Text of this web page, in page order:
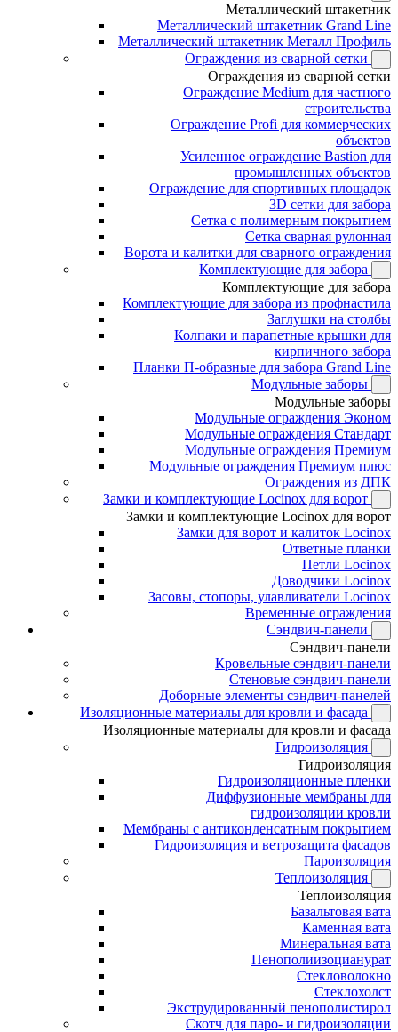
Металлический штакетник
Металлический штакетник Grand Line
Металлический штакетник Металл Профиль
Ограждения из сварной сетки
Ограждения из сварной сетки
Ограждение Medium для частного
строительства
Ограждение Profi для коммерческих
объектов
Усиленное ограждение Bastion для
промышленных объектов
Ограждение для спортивных площадок
3D сетки для забора
Сетка с полимерным покрытием
Сетка сварная рулонная
Ворота и калитки для сварного ограждения
Комплектующие для забора
Комплектующие для забора
Комплектующие для забора из профнастила
Заглушки на столбы
Колпаки и парапетные крышки для
кирпичного забора
Планки П-образные для забора Grand Line
Модульные заборы
Модульные заборы
Модульные ограждения Эконом
Модульные ограждения Стандарт
Модульные ограждения Премиум
Модульные ограждения Премиум плюс
Ограждения из ДПК
Замки и комплектующие Locinox для ворот
Замки и комплектующие Locinox для ворот
Замки для ворот и калиток Locinox
Ответные планки
Петли Locinox
Доводчики Locinox
Засовы, стопоры, улавливатели Locinox
Временные ограждения
Сэндвич-панели
Сэндвич-панели
Кровельные сэндвич-панели
Стеновые сэндвич-панели
Доборные элементы сэндвич-панелей
Изоляционные материалы для кровли и фасада
Изоляционные материалы для кровли и фасада
Гидроизоляция
Гидроизоляция
Гидроизоляционные пленки
Диффузионные мембраны для
гидроизоляции кровли
Мембраны с антиконденсатным покрытием
Гидроизоляция и ветрозащита фасадов
Пароизоляция
Теплоизоляция
Теплоизоляция
Базальтовая вата
Каменная вата
Минеральная вата
Пенополиизоцианурат
Стекловолокно
Стеклохолст
Экструдированный пенополистирол
Скотч для паро- и гидроизоляции